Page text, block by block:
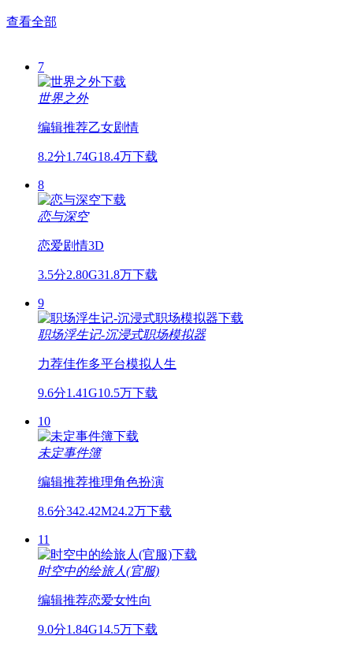
查看全部
7
世界之外
编辑推荐乙女剧情
8.2分1.74G18.4万下载
8
恋与深空
恋爱剧情3D
3.5分2.80G31.8万下载
9
职场浮生记-沉浸式职场模拟器
力荐佳作多平台模拟人生
9.6分1.41G10.5万下载
10
未定事件簿
编辑推荐推理角色扮演
8.6分342.42M24.2万下载
11
时空中的绘旅人(官服)
编辑推荐恋爱女性向
9.0分1.84G14.5万下载